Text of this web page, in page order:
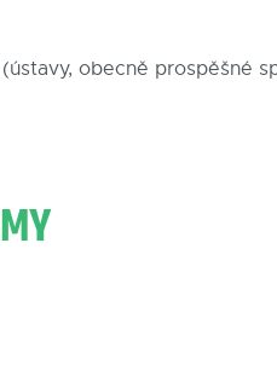
obecně prospěšné